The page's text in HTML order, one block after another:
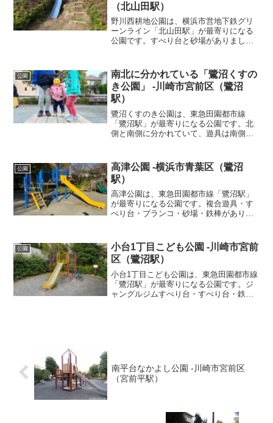
（北山田駅）
野川西耕地公園は、横浜市営地下鉄グリ
ーンライン「北山田駅」が最寄りになる
公園です。すべり台と砂場がありまし
公園
南北に分かれている「鷺沼くすの
き公園」 -川崎市宮前区（鷺沼
駅）
鷺沼くすのき公園は、東急田園都市線
「鷺沼駅」が最寄りになる公園です。北
側と南側に分かれていて、遊具は南側
公園
高津公園 -横浜市青葉区（鷺沼
駅）
高津公園は、東急田園都市線「鷺沼駅」
が最寄りになる公園です。複合遊具・す
べり台・ブランコ・砂場・鉄棒がありま
公園
小台1丁目こども公園 -川崎市宮前
区（鷺沼駅）
小台1丁目こども公園は、東急田園都市線
「鷺沼駅」が最寄りになる公園です。ジ
ャングルジムすべり台・すべり台・鉄
南平台なかよし公園 -川崎市宮前区
（宮前平駅）